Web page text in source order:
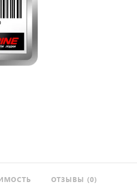
ОТЗЫВЫ (0)